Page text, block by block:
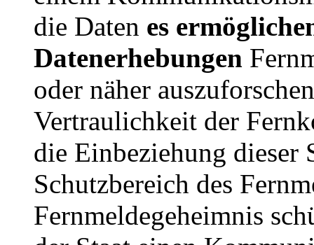
die Daten es
Datenerhebungen
oder näher
Vertraulichkeit der
die Einbeziehung dieser
Schutzbereich des
Fernmeldegeheimnis